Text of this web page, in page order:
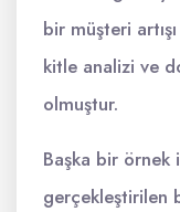
bir müşteri
kitle analizi ve
olmuştur.
Başka bir örnek
gerçekleştirilen